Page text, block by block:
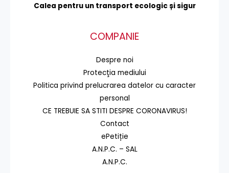
Calea pentru un transport ecologic și sigur
COMPANIE
Despre noi
Protecţia mediului
Politica privind prelucrarea datelor cu caracter
personal
CE TREBUIE SA STITI DESPRE CORONAVIRUS!
Contact
ePetiție
A.N.P.C. – SAL
A.N.P.C.